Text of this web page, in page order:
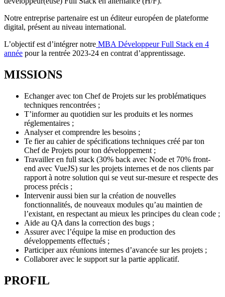
Notre entreprise partenaire est un éditeur européen de plateforme
digital, présent au niveau international.
L’objectif est d’intégrer notre MBA Développeur Full Stack en 4
année pour la rentrée 2023-24 en contrat d’apprentissage.
MISSIONS
Echanger avec ton Chef de Projets sur les problématiques
techniques rencontrées ;
T’informer au quotidien sur les produits et les normes
réglementaires ;
Analyser et comprendre les besoins ;
Te fier au cahier de spécifications techniques créé par ton
Chef de Projets pour ton développement ;
Travailler en full stack (30% back avec Node et 70% front-
end avec VueJS) sur les projets internes et de nos clients par
rapport à notre solution qui se veut sur-mesure et respecte des
process précis ;
Intervenir aussi bien sur la création de nouvelles
fonctionnalités, de nouveaux modules qu’au maintien de
l’existant, en respectant au mieux les principes du clean code ;
Aide au QA dans la correction des bugs ;
Assurer avec l’équipe la mise en production des
développements effectués ;
Participer aux réunions internes d’avancée sur les projets ;
Collaborer avec le support sur la partie applicatif.
PROFIL